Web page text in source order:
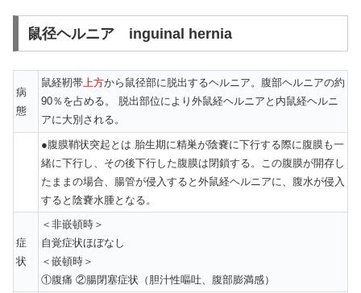
鼠径ヘルニア inguinal hernia
病
態
鼠経靭帯 上方から鼠径部に脱出するヘルニア。腹部ヘルニアの約
90％を占める。 脱出部位により外鼠経ヘルニアと内鼠経ヘルニ
アに大別される。
●腹膜鞘状突起とは 胎生期に精巣が陰嚢に下行する際に腹膜も一
緒に下行し、その後下行した腹膜は閉鎖する。この腹膜が開存し
たままの場合、腸管が侵入すると外鼠経ヘルニアに、腹水が侵入
すると陰嚢水腫となる。
症
状
＜非嵌頓時＞
自覚症状ほぼなし
＜嵌頓時＞
①腹痛 ②腸閉塞症状（胆汁性嘔吐、腹部膨満感）